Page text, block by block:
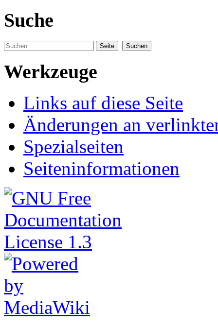
Suche
Werkzeuge
Links auf diese Seite
Änderungen an
Spezialseiten
Seiteninformationen